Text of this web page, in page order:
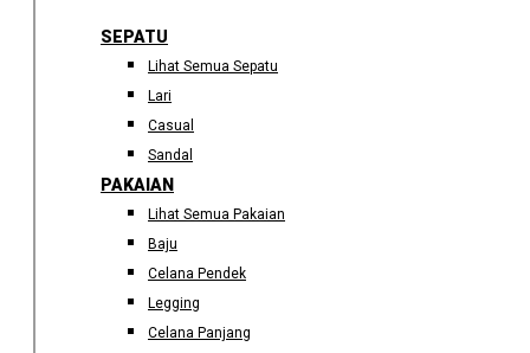
SEPATU
Lihat Semua Sepatu
Lari
Casual
Sandal
PAKAIAN
Lihat Semua Pakaian
Baju
Celana Pendek
Legging
Celana Panjang